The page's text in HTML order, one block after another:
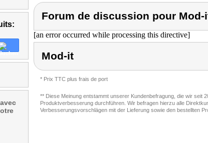
Forum de discussion pour
[an error occurred while processing this directive]
Mod-it
* Prix TTC plus frais de port
** Diese Meinung entstammt unserer Kundenbefragung, die wir seit
Produktverbesserung durchführen. Wir befragen hierzu alle
Verbesserungsvorschlägen mit der Lieferung sowie den bestellten